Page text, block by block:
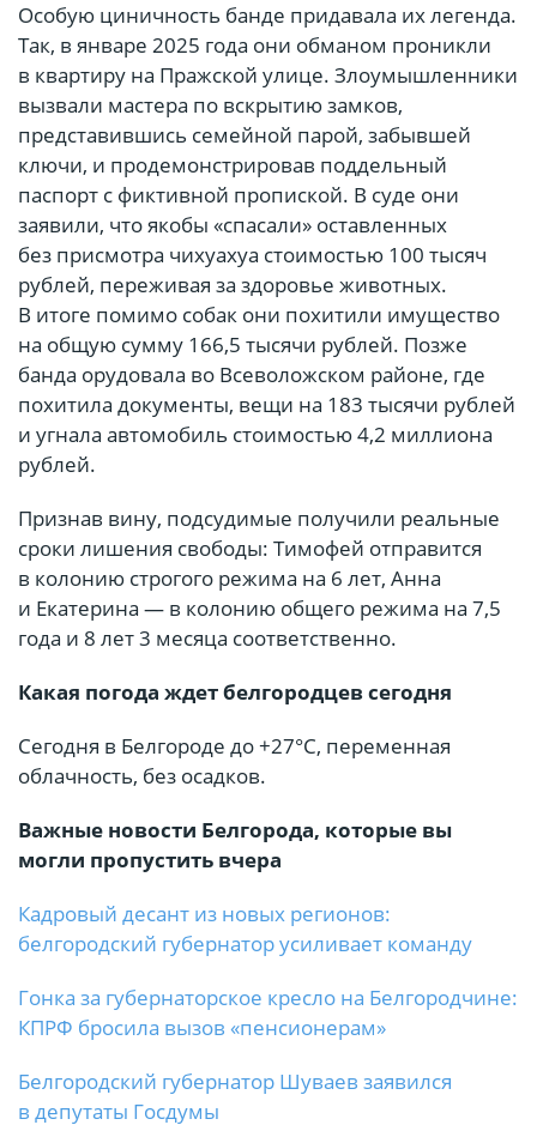
Особую циничность банде придавала их легенда.
Так, в январе 2025 года они обманом проникли
в квартиру на Пражской улице. Злоумышленники
вызвали мастера по вскрытию замков,
представившись семейной парой, забывшей
ключи, и продемонстрировав поддельный
паспорт с фиктивной пропиской. В суде они
заявили, что якобы «спасали» оставленных
без присмотра чихуахуа стоимостью 100 тысяч
рублей, переживая за здоровье животных.
В итоге помимо собак они похитили имущество
на общую сумму 166,5 тысячи рублей. Позже
банда орудовала во Всеволожском районе, где
похитила документы, вещи на 183 тысячи рублей
и угнала автомобиль стоимостью 4,2 миллиона
рублей.
Признав вину, подсудимые получили реальные
сроки лишения свободы: Тимофей отправится
в колонию строгого режима на 6 лет, Анна
и Екатерина — в колонию общего режима на 7,5
года и 8 лет 3 месяца соответственно.
Какая погода ждет белгородцев сегодня
Сегодня в Белгороде до +27°С, переменная
облачность, без осадков.
Важные новости Белгорода, которые вы
могли пропустить вчера
Кадровый десант из новых регионов:
белгородский губернатор усиливает команду
Гонка за губернаторское кресло на Белгородчине:
КПРФ бросила вызов «пенсионерам»
Белгородский губернатор Шуваев заявился
в депутаты Госдумы